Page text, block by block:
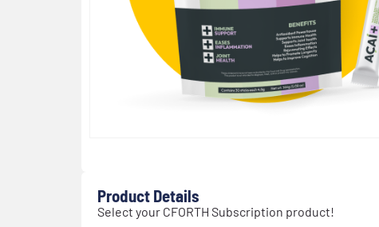
Product Details
Select your CFORTH Subscription product!